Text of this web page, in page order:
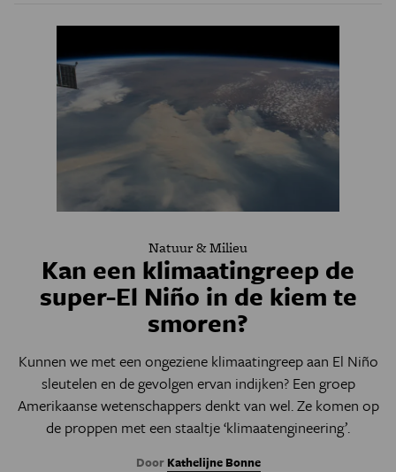
Natuur & Milieu
Kan een klimaatingreep de
super-El Niño in de kiem te
smoren?
Kunnen we met een ongeziene klimaatingreep aan El Niño
sleutelen en de gevolgen ervan indijken? Een groep
Amerikaanse wetenschappers denkt van wel. Ze komen op
de proppen met een staaltje ‘klimaatengineering’.
Door Kathelijne Bonne